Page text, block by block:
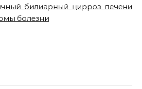
билиарный цирроз печени
болезни